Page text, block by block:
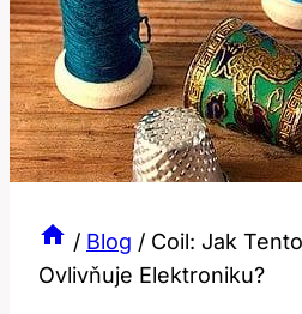
/ Blog / Coil: Jak
Ovlivňuje Elektroniku?